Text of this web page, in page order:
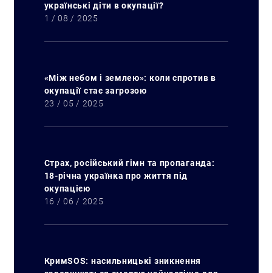
українські діти в окупації?
1 / 08 / 2025
«Між небом і землею»: коли спротив в
окупації стає загрозою
23 / 05 / 2025
Страх, російський гімн та пропаганда:
18-річна українка про життя під
окупацією
16 / 06 / 2025
КримSOS: насильницькі зникнення